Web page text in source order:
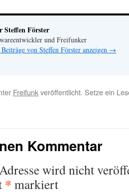
Steffen Förster
und Freifunker
von Steffen Förster anzeigen →
Freifunkveröffentlicht. Setze ein
Kommentar
wird nicht
* markiert